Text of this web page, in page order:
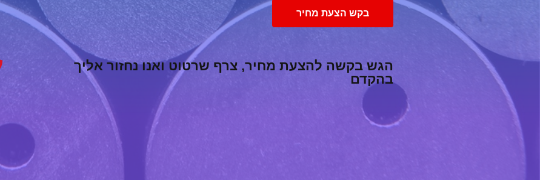
בקש הצעת מחיר
הגש בקשה להצעת מחיר, צרף שרטוט ואנו נחזור אליך
בהקדם